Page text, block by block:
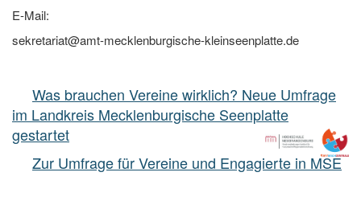
E-Mail:
sekretariat@amt-mecklenburgische-kleinseenplatte.de
Was brauchen Vereine wirklich? Neue Umfrage
im Landkreis Mecklenburgische Seenplatte
gestartet
Zur Umfrage für Vereine und Engagierte in MSE